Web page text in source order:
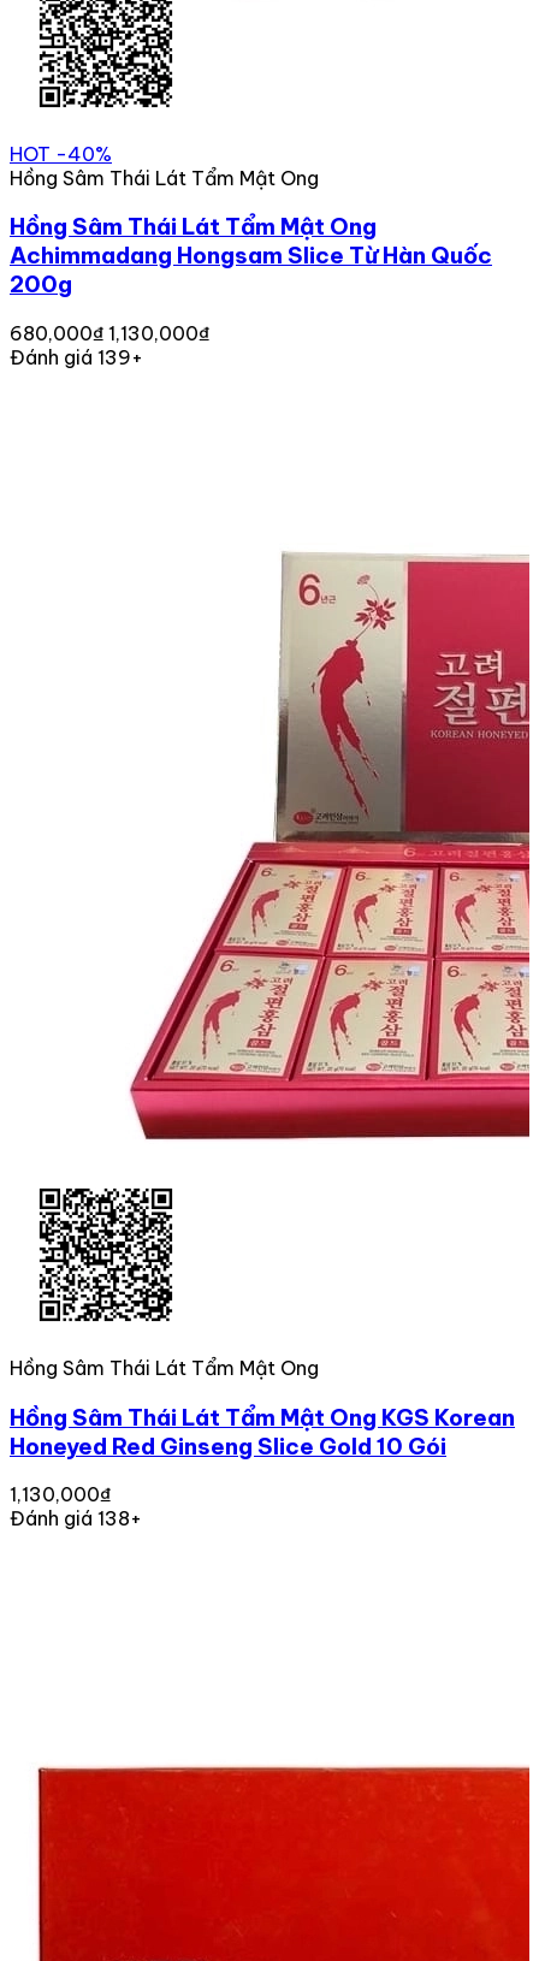
HOT -40%
Hồng Sâm Thái Lát Tẩm Mật Ong
Hồng Sâm Thái Lát Tẩm Mật Ong
Achimmadang Hongsam Slice Từ Hàn Quốc
200g
680,000₫ 1,130,000₫
Đánh giá 139+
Hồng Sâm Thái Lát Tẩm Mật Ong
Hồng Sâm Thái Lát Tẩm Mật Ong KGS Korean
Honeyed Red Ginseng Slice Gold 10 Gói
1,130,000₫
Đánh giá 138+